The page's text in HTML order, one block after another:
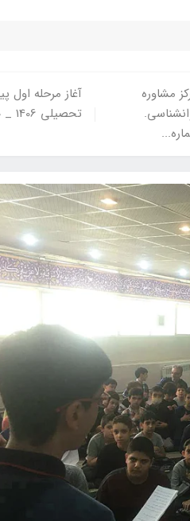
مشاوره
آغاز مرحله
تحصیلی 1406 _ 140...